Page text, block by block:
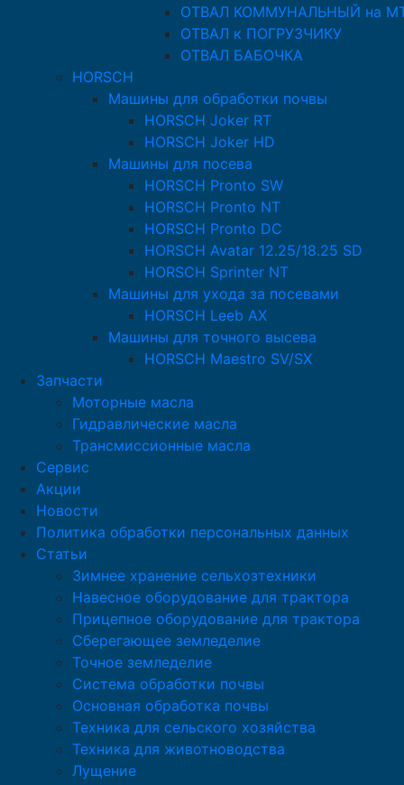
ОТВАЛ КОММУНАЛЬНЫЙ на
ОТВАЛ к ПОГРУЗЧИКУ
ОТВАЛ БАБОЧКА
HORSCH
Машины для обработки почвы
HORSCH Joker RT
HORSCH Joker HD
Машины для посева
HORSCH Pronto SW
HORSCH Pronto NT
HORSCH Pronto DC
HORSCH Avatar 12.25/18.25 SD
HORSCH Sprinter NT
Машины для ухода за посевами
HORSCH Leeb AX
Машины для точного высева
HORSCH Maestro SV/SX
Запчасти
Моторные масла
Гидравлические масла
Трансмиссионные масла
Сервис
Акции
Новости
Политика обработки персональных данных
Статьи
Зимнее хранение сельхозтехники
Навесное оборудование для трактора
Прицепное оборудование для трактора
Сберегающее земледелие
Точное земледелие
Система обработки почвы
Основная обработка почвы
Техника для сельского хозяйства
Техника для животноводства
Лущение